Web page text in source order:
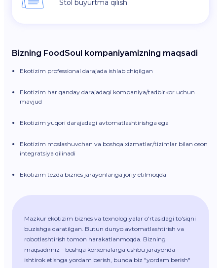
Stol buyurtma qilish
Bizning FoodSoul kompaniyamizning maqsadi
Ekotizim professional darajada ishlab chiqilgan
Ekotizim har qanday darajadagi kompaniya/tadbirkor uchun
mavjud
Ekotizim yuqori darajadagi avtomatlashtirishga ega
Ekotizim moslashuvchan va boshqa xizmatlar/tizimlar bilan oson
integratsiya qilinadi
Ekotizim tezda biznes jarayonlariga joriy etilmoqda
Mazkur ekotizim biznes va texnologiyalar o'rtasidagi to'siqni
buzishga qaratilgan. Butun dunyo avtomatlashtirish va
robotlashtirish tomon harakatlanmoqda. Bizning
maqsadimiz - boshqa korxonalarga ushbu jarayonda
ishtirok etishga yordam berish, bunda biz "yordam berish"